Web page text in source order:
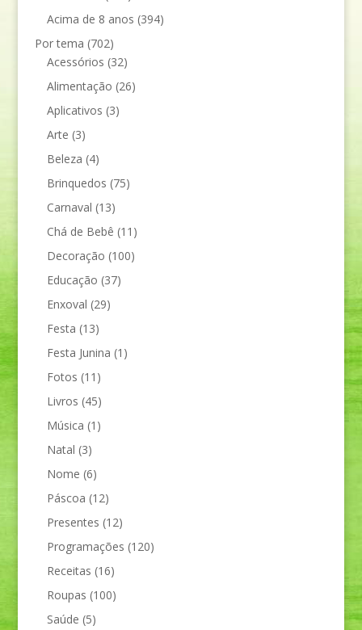
Acima de 8 anos (394)
Por tema (702)
Acessórios (32)
Alimentação (26)
Aplicativos (3)
Arte (3)
Beleza (4)
Brinquedos (75)
Carnaval (13)
Chá de Bebê (11)
Decoração (100)
Educação (37)
Enxoval (29)
Festa (13)
Festa Junina (1)
Fotos (11)
Livros (45)
Música (1)
Natal (3)
Nome (6)
Páscoa (12)
Presentes (12)
Programações (120)
Receitas (16)
Roupas (100)
Saúde (5)